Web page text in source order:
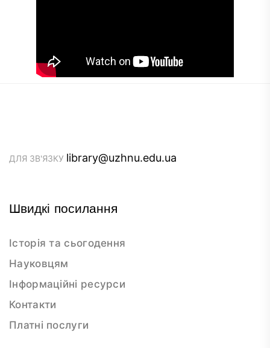
ДЛЯ ЗВ'ЯЗКУ library@uzhnu.edu.ua
Швидкі посилання
Історія та сьогодення
Науковцям
Інформаційні ресурси
Контакти
Платні послуги